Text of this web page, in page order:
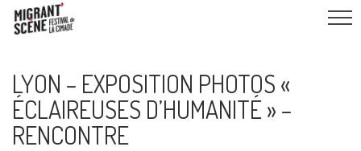
LYON – EXPOSITION PHOTOS «
ÉCLAIREUSES D’HUMANITÉ » –
RENCONTRE